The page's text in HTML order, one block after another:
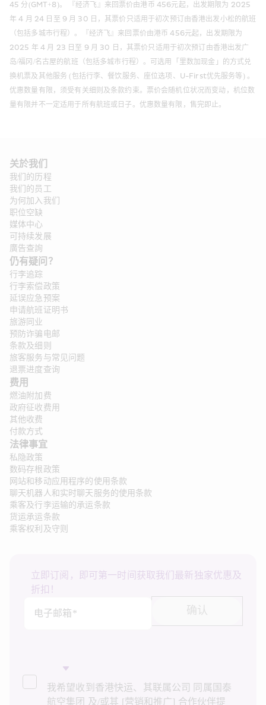
45 分(GMT+8)。 『经济飞』来回票价由港币 456元起，出发期限为 2025
年 4 月 24 日至 9 月 30 日，其票价只适用于初次预订由香港出发小松的航班
（包括多城市行程）。『经济飞』来回票价由港币 456元起，出发期限为
2025 年 4 月 23 日至 9 月 30 日，其票价只适用于初次预订由香港出发广
岛/福冈/名古屋的航班（包括多城市行程）。可选用「里数加现金」的方式兑
换机票及其他服务 (包括行李、餐饮服务、座位选项、U-First优先服务等) 。
优惠数量有限，须受有关细则及条款约束。票价会随机位状况而变动，机位数
量有限并不一定适用于所有航班或日子。优惠数量有限，售完即止。
关於我们
我们的历程
我们的员工
为何加入我们
职位空缺
媒体中心
可持续发展
廣告查詢
仍有疑问？
行李追踪
行李索偿政策
延误应急预案
申请航班证明书
旅游同业
预防诈骗电邮
条款及细则
旅客服务与常见问题
退票进度查询
费用
燃油附加费
政府征收费用
其他收费
付款方式
法律事宜
私隐政策
数码存根政策
网站和移动应用程序的使用条款
聊天机器人和实时聊天服务的使用条款
乘客及行李运输的承运条款
货运承运条款
乘客权利及守则
立即订阅，即可第一时间获取我们最新独家优惠及
折扣！
电子邮箱*
确认
我希望收到香港快运、其联属公司 同属国泰
航空集团 及/或其 [营销和推广] 合作伙伴提